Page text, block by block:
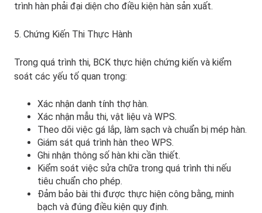
trình hàn phải đại diện cho điều kiện hàn sản xuất.
5. Chứng Kiến Thi Thực Hành
Trong quá trình thi, BCK thực hiện chứng kiến và kiểm
soát các yếu tố quan trọng:
Xác nhận danh tính thợ hàn.
Xác nhận mẫu thi, vật liệu và WPS.
Theo dõi việc gá lắp, làm sạch và chuẩn bị mép hàn.
Giám sát quá trình hàn theo WPS.
Ghi nhận thông số hàn khi cần thiết.
Kiểm soát việc sửa chữa trong quá trình thi nếu
tiêu chuẩn cho phép.
Đảm bảo bài thi được thực hiện công bằng, minh
bạch và đúng điều kiện quy định.